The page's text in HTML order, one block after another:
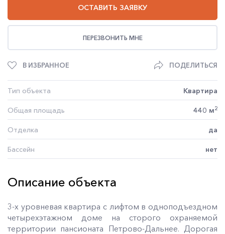
ОСТАВИТЬ ЗАЯВКУ
ПЕРЕЗВОНИТЬ МНЕ
В ИЗБРАННОЕ ПОДЕЛИТЬСЯ
Тип объекта Квартира
Общая площадь 440 м2
Отделка да
Бассейн нет
Описание объекта
3-х уровневая квартира с лифтом в одноподъездном
четырехэтажном доме на сторого охраняемой
территории пансионата Петрово-Дальнее. Дорогая